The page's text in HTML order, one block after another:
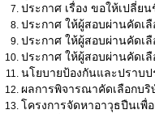
ประกาศ เรื่อง ขอให้เปลี่
ประกาศ ให้ผู้สอบผ่านคัดเ
ประกาศ ให้ผู้สอบผ่านคัดเ
ประกาศ ให้ผู้สอบผ่านคัดเ
นโยบายป้องกันและปราบป
ผลการพิจารณาคัดเลือกบ
โครงการจัดหาอาวุธปืนเ